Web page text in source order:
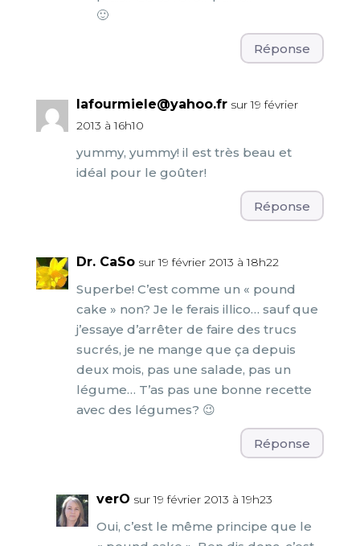
🙂
Réponse
lafourmiele@yahoo.fr sur 19 février
2013 à 16h10
yummy, yummy! il est très beau et
idéal pour le goûter!
Réponse
Dr. CaSo sur 19 février 2013 à 18h22
Superbe! C’est comme un « pound
cake » non? Je le ferais illico… sauf que
j’essaye d’arrêter de faire des trucs
sucrés, je ne mange que ça depuis
deux mois, pas une salade, pas un
légume… T’as pas une bonne recette
avec des légumes? 😉
Réponse
verO sur 19 février 2013 à 19h23
Oui, c’est le même principe que le